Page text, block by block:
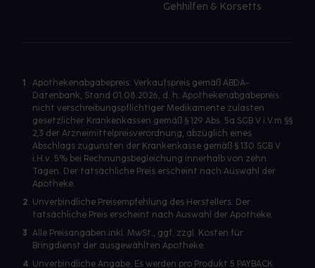
Gehhilfen & Korsetts
1
Apothekenabgabepreis: Verkaufspreis gemäß ABDA-
Datenbank, Stand 01.08.2026, d. h. Apothekenabgabepreis
nicht verschreibungspflichtiger Medikamente zulasten
gesetzlicher Krankenkassen gemäß § 129 Abs. 5a SGB V i.V.m §§
2,3 der Arzneimittelpreisverordnung, abzüglich eines
Abschlags zugunsten der Krankenkasse gemäß § 130 SGB V
i.H.v. 5% bei Rechnungsbegleichung innerhalb von zehn
Tagen. Der tatsächliche Preis erscheint nach Auswahl der
Apotheke.
2 Unverbindliche Preisempfehlung des Herstellers. Der
tatsächliche Preis erscheint nach Auswahl der Apotheke.
3 Alle Preisangaben inkl. MwSt., ggf. zzgl. Kosten für
Bringdienst der ausgewählten Apotheke.
4 Unverbindliche Angabe. Es werden pro Produkt 5 PAYBACK